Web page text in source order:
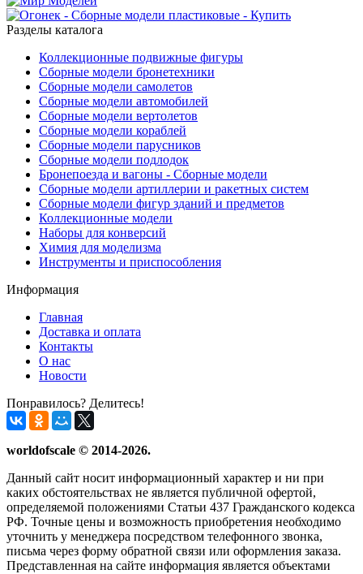
Разделы каталога
Коллекционные подвижные фигуры
Сборные модели бронетехники
Сборные модели самолетов
Сборные модели автомобилей
Сборные модели вертолетов
Сборные модели кораблей
Сборные модели парусников
Сборные модели подлодок
Бронепоезда и вагоны - Сборные модели
Сборные модели артиллерии и ракетных систем
Сборные модели фигур зданий и предметов
Коллекционные модели
Наборы для конверсий
Химия для моделизма
Инструменты и приспособления
Информация
Главная
Доставка и оплата
Контакты
О нас
Новости
Понравилось? Делитесь!
worldofscale © 2014-2026.
Данный сайт носит информационный характер и ни при
каких обстоятельствах не является публичной офертой,
определяемой положениями Статьи 437 Гражданского кодекса
РФ. Точные цены и возможность приобретения необходимо
уточнить у менеджера посредством телефонного звонка,
письма через форму обратной связи или оформления заказа.
Представленная на сайте информация является объектами